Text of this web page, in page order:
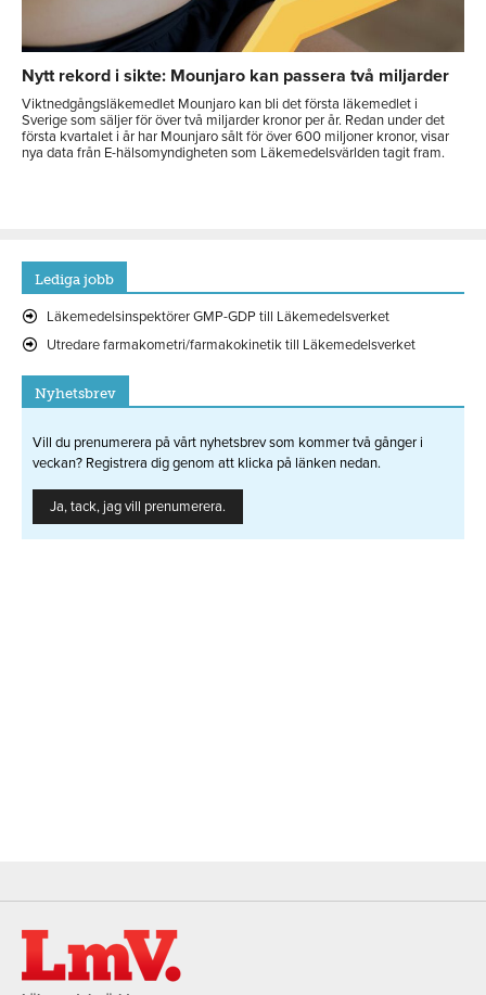
Nytt rekord i sikte: Mounjaro kan passera två miljarder
Viktnedgångsläkemedlet Mounjaro kan bli det första läkemedlet i
Sverige som säljer för över två miljarder kronor per år. Redan under det
första kvartalet i år har Mounjaro sålt för över 600 miljoner kronor, visar
nya data från E-hälsomyndigheten som Läkemedelsvärlden tagit fram.
Lediga jobb
Läkemedelsinspektörer GMP-GDP till Läkemedelsverket
Utredare farmakometri/farmakokinetik till Läkemedelsverket
Nyhetsbrev
Vill du prenumerera på vårt nyhetsbrev som kommer två gånger i
veckan? Registrera dig genom att klicka på länken nedan.
Ja, tack, jag vill prenumerera.